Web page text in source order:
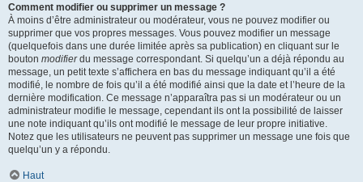
Comment modifier ou supprimer un message ?
À moins d’être administrateur ou modérateur, vous ne pouvez modifier ou
supprimer que vos propres messages. Vous pouvez modifier un message
(quelquefois dans une durée limitée après sa publication) en cliquant sur le
bouton modifierdu message correspondant. Si quelqu’un a déjà répondu au
message, un petit texte s’affichera en bas du message indiquant qu’il a été
modifié, le nombre de fois qu’il a été modifié ainsi que la date et l’heure de la
dernière modification. Ce message n’apparaîtra pas si un modérateur ou un
administrateur modifie le message, cependant ils ont la possibilité de laisser
une note indiquant qu’ils ont modifié le message de leur propre initiative.
Notez que les utilisateurs ne peuvent pas supprimer un message une fois que
quelqu’un y a répondu.
Haut